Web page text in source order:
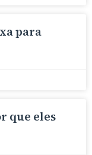
para
que eles